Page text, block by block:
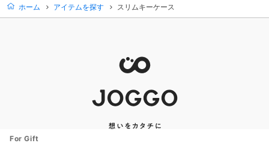
ホーム アイテムを探す スリムキーケース
For Gift